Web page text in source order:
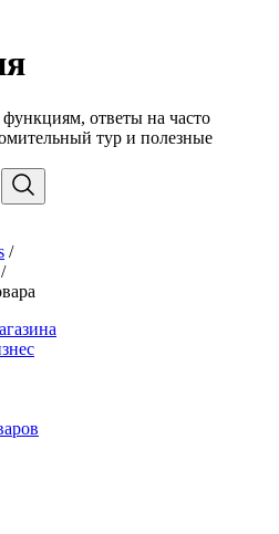
ответы на часто
тур и полезные
/
/